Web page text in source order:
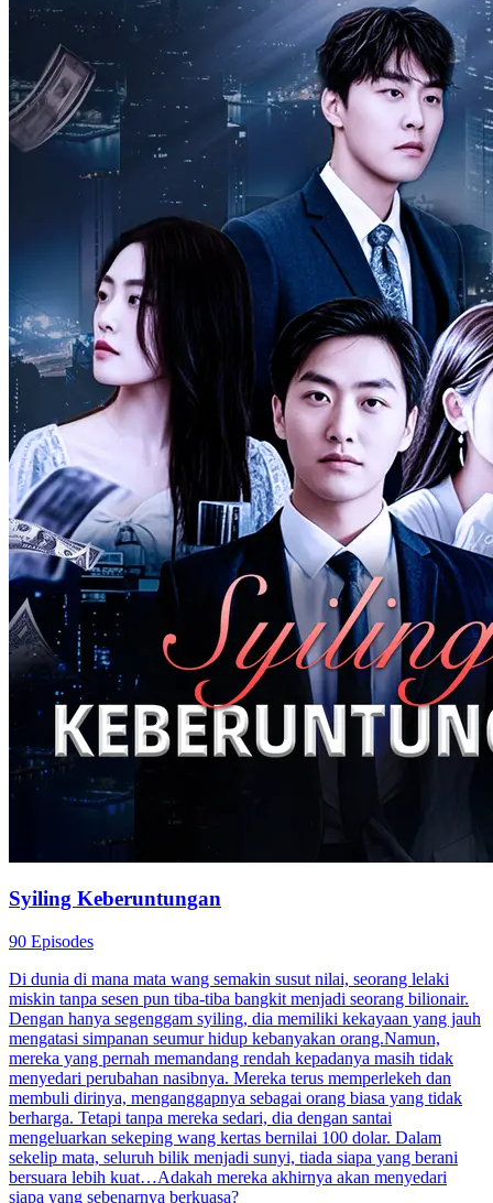
Syiling Keberuntungan
90 Episodes
Di dunia di mana mata wang semakin susut nilai, seorang lelaki
miskin tanpa sesen pun tiba-tiba bangkit menjadi seorang bilionair.
Dengan hanya segenggam syiling, dia memiliki kekayaan yang jauh
mengatasi simpanan seumur hidup kebanyakan orang.Namun,
mereka yang pernah memandang rendah kepadanya masih tidak
menyedari perubahan nasibnya. Mereka terus memperlekeh dan
membuli dirinya, menganggapnya sebagai orang biasa yang tidak
berharga. Tetapi tanpa mereka sedari, dia dengan santai
mengeluarkan sekeping wang kertas bernilai 100 dolar. Dalam
sekelip mata, seluruh bilik menjadi sunyi, tiada siapa yang berani
bersuara lebih kuat…Adakah mereka akhirnya akan menyedari
siapa yang sebenarnya berkuasa?